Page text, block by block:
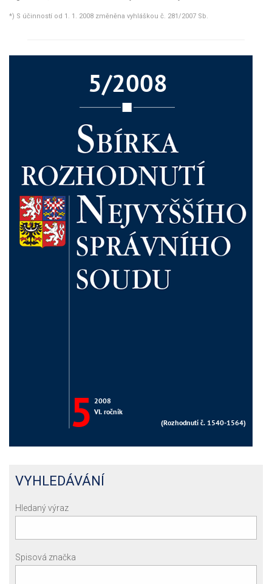
*) S účinností od 1. 1. 2008 změněna vyhláškou č. 281/2007 Sb.
VYHLEDÁVÁNÍ
Hledaný výraz
Spisová značka